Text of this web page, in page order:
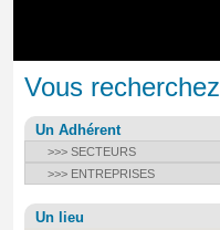
Vous recherchez
Un Adhérent
Un lieu